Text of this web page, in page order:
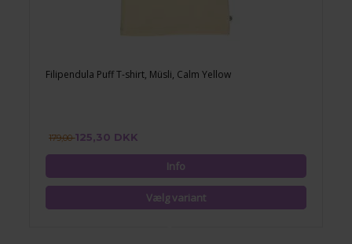
Filipendula Puff T-shirt, Müsli, Calm Yellow
179,00125,30 DKK